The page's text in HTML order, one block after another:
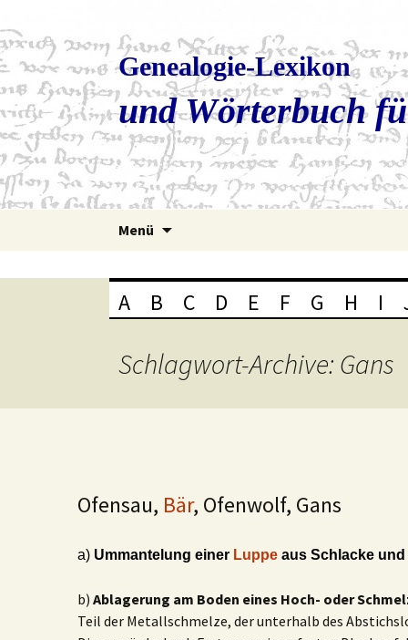
Genealogie-Lexikon
und Wörterbuch
Menü
A B C D E F G H I
Schlagwort-Archive: Gans
Ofensau, Bär, Ofenwolf, Gans
a) Ummantelung einer Luppe aus Schlacke
b) Ablagerung am Boden eines Hoch- oder
Teil der Metallschmelze, der unterhalb des